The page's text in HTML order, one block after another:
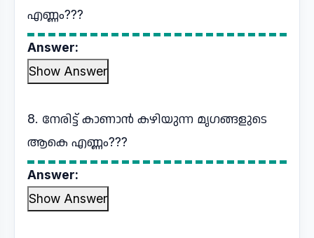
എണ്ണം???
Answer:
Show Answer
8. നേരിട്ട് കാണാൻ കഴിയുന്ന മൃഗങ്ങളുടെ
ആകെ എണ്ണം???
Answer:
Show Answer